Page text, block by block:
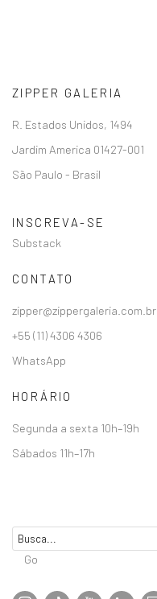
ZIPPER GALERIA
R. Estados Unidos, 1494
Jardim America 01427-001
São Paulo - Brasil
INSCREVA-SE
Substack
CONTATO
zipper@zippergaleria.com.br
+55 (11) 4306 4306
WhatsApp
HORÁRIO
Segunda a sexta 10h–19h
Sábados 11h–17h
Go